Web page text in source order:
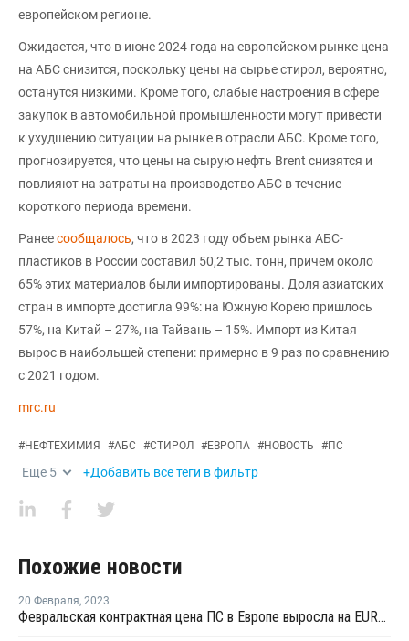
европейском регионе.
Ожидается, что в июне 2024 года на европейском рынке цена
на АБС снизится, поскольку цены на сырье стирол, вероятно,
останутся низкими. Кроме того, слабые настроения в сфере
закупок в автомобильной промышленности могут привести
к ухудшению ситуации на рынке в отрасли АБС. Кроме того,
прогнозируется, что цены на сырую нефть Brent снизятся и
повлияют на затраты на производство АБС в течение
короткого периода времени.
Ранеесообщалось, что в 2023 году объем рынка АБС-
пластиков в России составил 50,2 тыс. тонн, причем около
65% этих материалов были импортированы. Доля азиатских
стран в импорте достигла 99%: на Южную Корею пришлось
57%, на Китай – 27%, на Тайвань – 15%. Импорт из Китая
вырос в наибольшей степени: примерно в 9 раз по сравнению
с 2021 годом.
mrc.ru
#НЕФТЕХИМИЯ #АБС #СТИРОЛ #ЕВРОПА #НОВОСТЬ #ПС
Еще 5 +Добавить все теги в фильтр
Похожие новости
20 Февраля, 2023
Февральская контрактная цена ПС в Европе выросла на EUR10 за тонну